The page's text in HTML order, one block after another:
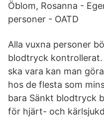
Öblom, Rosanna -
personer - OATD
Alla vuxna personer
blodtryck
ska vara kan man
hos de flesta som
bara Sänkt blodtryck
för hjärt- och